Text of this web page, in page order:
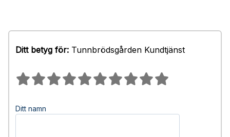
Ditt betyg för: Tunnbrödsgården Kundtjänst
Ditt namn